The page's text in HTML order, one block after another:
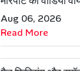
हिरासत में
Aug 06, 2026
Read More